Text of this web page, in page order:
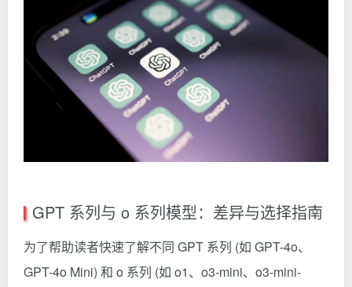
GPT 系列与 o 系列模型：差异与选择指南
为了帮助读者快速了解不同 GPT 系列 (如 GPT-4o、
GPT-4o Mini) 和 o 系列 (如 o1、o3-mini、o3-mini-